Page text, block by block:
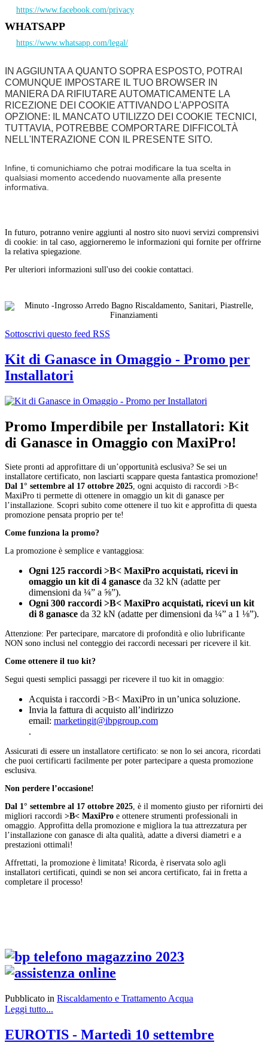
https://www.facebook.com/privacy
WHATSAPP
https://www.whatsapp.com/legal/
IN AGGIUNTA A QUANTO SOPRA ESPOSTO, POTRAI
COMUNQUE IMPOSTARE IL TUO BROWSER IN
MANIERA DA RIFIUTARE AUTOMATICAMENTE LA
RICEZIONE DEI COOKIE ATTIVANDO L'APPOSITA
OPZIONE: IL MANCATO UTILIZZO DEI COOKIE TECNICI,
TUTTAVIA, POTREBBE COMPORTARE DIFFICOLTÀ
NELL'INTERAZIONE CON IL PRESENTE SITO.
Infine, ti comunichiamo che potrai modificare la tua scelta in
qualsiasi momento accedendo nuovamente alla presente
informativa.
In futuro, potranno venire aggiunti al nostro sito nuovi servizi comprensivi
di cookie: in tal caso, aggiorneremo le informazioni qui fornite per offrirne
la relativa spiegazione.
Per ulteriori informazioni sull'uso dei cookie contattaci.
Sottoscrivi questo feed RSS
Kit di Ganasce in Omaggio - Promo per
Installatori
Promo Imperdibile per Installatori: Kit
di Ganasce in Omaggio con MaxiPro!
Siete pronti ad approfittare di un’opportunità esclusiva? Se sei un
installatore certificato, non lasciarti scappare questa fantastica promozione!
Dal 1° settembre al 17 ottobre 2025, ogni acquisto di raccordi >B<
MaxiPro ti permette di ottenere in omaggio un kit di ganasce per
l’installazione. Scopri subito come ottenere il tuo kit e approfitta di questa
promozione pensata proprio per te!
Come funziona la promo?
La promozione è semplice e vantaggiosa:
Ogni 125 raccordi >B< MaxiPro acquistati, ricevi in
omaggio un kit di 4 ganasce da 32 kN (adatte per
dimensioni da ¼” a ⅝”).
Ogni 300 raccordi >B< MaxiPro acquistati, ricevi un kit
di 8 ganasce da 32 kN (adatte per dimensioni da ¼” a 1 ⅛”).
Attenzione: Per partecipare, marcatore di profondità e olio lubrificante
NON sono inclusi nel conteggio dei raccordi necessari per ricevere il kit.
Come ottenere il tuo kit?
Segui questi semplici passaggi per ricevere il tuo kit in omaggio:
Acquista i raccordi >B< MaxiPro in un’unica soluzione.
Invia la fattura di acquisto all’indirizzo
email: marketingit@ibpgroup.com
.
Assicurati di essere un installatore certificato: se non lo sei ancora, ricordati
che puoi certificarti facilmente per poter partecipare a questa promozione
esclusiva.
Non perdere l’occasione!
Dal 1° settembre al 17 ottobre 2025, è il momento giusto per rifornirti dei
migliori raccordi >B< MaxiPro e ottenere strumenti professionali in
omaggio. Approfitta della promozione e migliora la tua attrezzatura per
l’installazione con ganasce di alta qualità, adatte a diversi diametri e a
prestazioni ottimali!
Affrettati, la promozione è limitata! Ricorda, è riservata solo agli
installatori certificati, quindi se non sei ancora certificato, fai in fretta a
completare il processo!
Pubblicato in Riscaldamento e Trattamento Acqua
Leggi tutto...
EUROTIS - Martedì 10 settembre